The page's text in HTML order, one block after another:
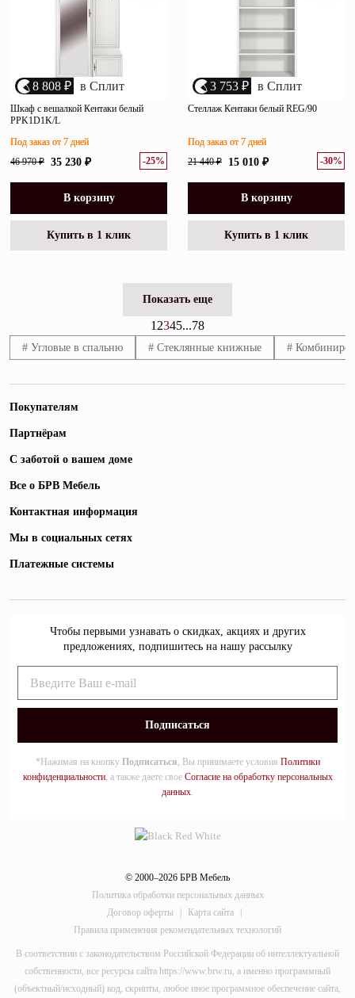
8 808 ₽ в Сплит
Шкаф с вешалкой Кентаки белый
PPK1D1K/L
46 970 ₽ 35 230 ₽ -25%
Под заказ от 7 дней
В корзину
Купить в 1 клик
3 753 ₽ в Сплит
Стеллаж Кентаки белый REG/90
21 440 ₽ 15 010 ₽ -30%
Под заказ от 7 дней
В корзину
Купить в 1 клик
Показать еще
1 2345...78
# Угловые в спальню # Стеклянные книжные #
Покупателям
Партнёрам
С заботой о вашем доме
Все о БРВ Мебель
Контактная информация
Мы в социальных сетях
Платежные системы
Чтобы первыми узнавать о скидках, акциях и других
предложениях, подпишитесь на нашу рассылку
*Нажимая на кнопку Подписаться, Вы принимаете условия Политики
конфиденциальности, а также даете свое Согласие на обработку персональных
данных.
© 2000–2026 БРВ Мебель
Политика обработки персональных данных
Договор оферты
Карта сайта
Правила применения рекомендательных технологий
В соответствии с законодательством Российской Федерации об интеллектуальной
собственности, все ресурсы сайта https://www.brw.ru, а именно программный
(объектный/исходный) код, скрипты, любое иное программное обеспечение сайта,